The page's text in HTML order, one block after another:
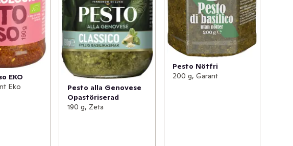
EKO
Eko
Pesto alla Genovese
Opastöriserad
190 g, Zeta
Pesto Nötfri
200 g, Garant